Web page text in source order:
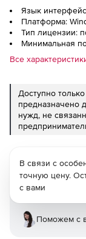
Язык
Платформа:
Тип лицензии:
Минимальная
Все
Доступно
предназначено
нужд, не
В связи с
точную цену.
с вами
Поможем с